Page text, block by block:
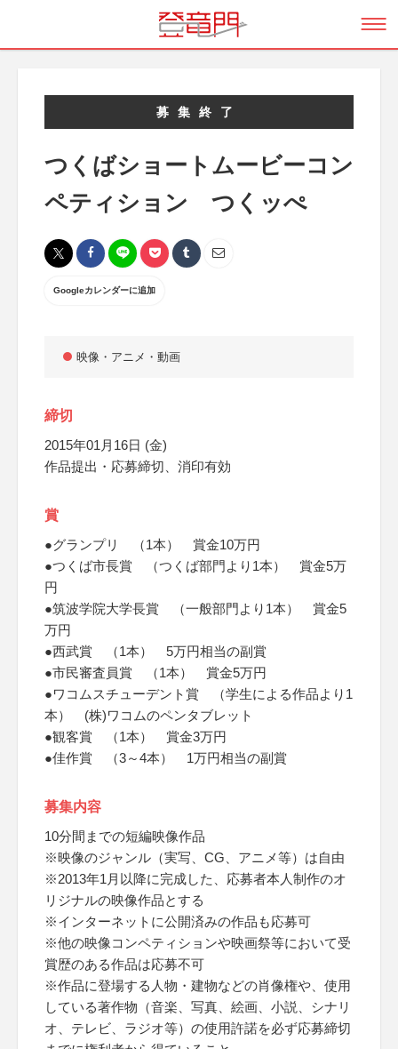
募集終了
つくばショートムービーコン
ペティション つくッぺ
Googleカレンダーに追加
映像・アニメ・動画
締切
2015年01月16日 (金)
作品提出・応募締切、消印有効
賞
●グランプリ （1本） 賞金10万円
●つくば市長賞 （つくば部門より1本） 賞金5万
円
●筑波学院大学長賞 （一般部門より1本） 賞金5
万円
●西武賞 （1本） 5万円相当の副賞
●市民審査員賞 （1本） 賞金5万円
●ワコムスチューデント賞 （学生による作品より1
本） (株)ワコムのペンタブレット
●観客賞 （1本） 賞金3万円
●佳作賞 （3～4本） 1万円相当の副賞
募集内容
10分間までの短編映像作品
※映像のジャンル（実写、CG、アニメ等）は自由
※2013年1月以降に完成した、応募者本人制作のオ
リジナルの映像作品とする
※インターネットに公開済みの作品も応募可
※他の映像コンペティションや映画祭等において受
賞歴のある作品は応募不可
※作品に登場する人物・建物などの肖像権や、使用
している著作物（音楽、写真、絵画、小説、シナリ
オ、テレビ、ラジオ等）の使用許諾を必ず応募締切